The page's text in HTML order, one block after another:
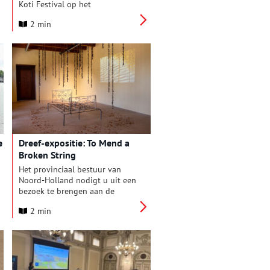
Koti Festival op het
de Spiegelboom. Deze plek
staan bij de betekenis van Keti
Koti, verhalen te ontdekken en
met elkaar in gesprek te gaan
over het slavernijverleden en
wat we daar vandaag de dag
van merken.
2 min
Dreef-expositie: To Mend a
Broken String
Het provinciaal bestuur van
Noord-Holland nodigt u uit een
bezoek te brengen aan de
reeks Dreef-exposities: ‘To Mend
tentoonstelling is samengesteld
door kunsthistoricus Mirjam Dik
en toont hedendaagse kunst uit
Zuid-Afrika. De installaties met
2 min